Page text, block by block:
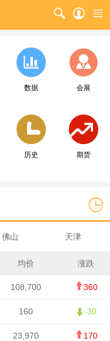
数据 会展
历史 期货
佛山 天津
均价 涨跌
108,700 360
160 -30
23,970 170